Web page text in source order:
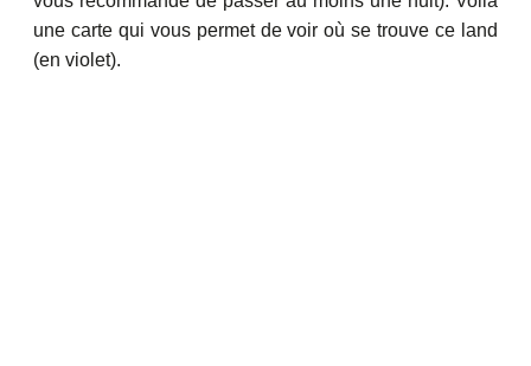
une carte qui vous permet de voir où se trouve ce land
(en violet).